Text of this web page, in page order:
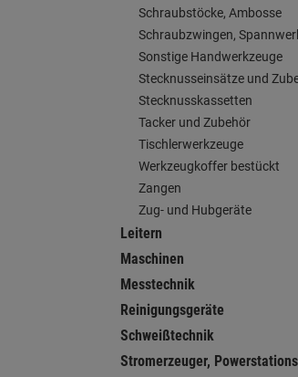
Schraubstöcke, Ambosse
Schraubzwingen,
Sonstige Handwerkzeuge
Stecknusseinsätze und
Stecknusskassetten
Tacker und Zubehör
Tischlerwerkzeuge
Werkzeugkoffer bestückt
Zangen
Zug- und Hubgeräte
Leitern
Maschinen
Messtechnik
Reinigungsgeräte
Schweißtechnik
Stromerzeuger,